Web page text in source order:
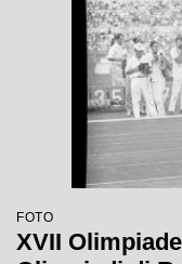
FOTO
XVII